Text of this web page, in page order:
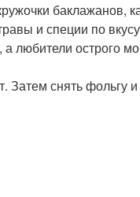
баклажанов,
и специи по
любители острого
снять фольгу и